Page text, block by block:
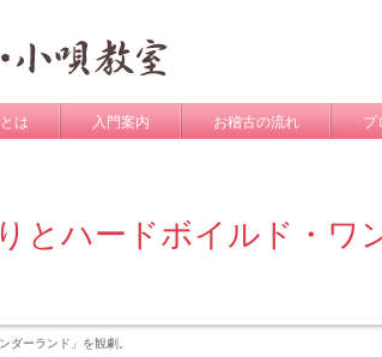
は 入門案内 お稽古の流れ プ
とハードボイルド・ワ
ダーランド」を観劇。